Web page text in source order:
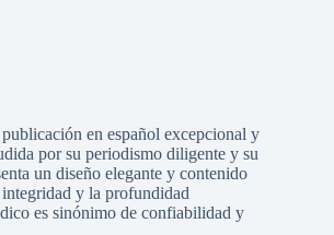
publicación en español excepcional y
por su periodismo diligente y su
un diseño elegante y contenido
y la profundidad
es sinónimo de confiabilidad y